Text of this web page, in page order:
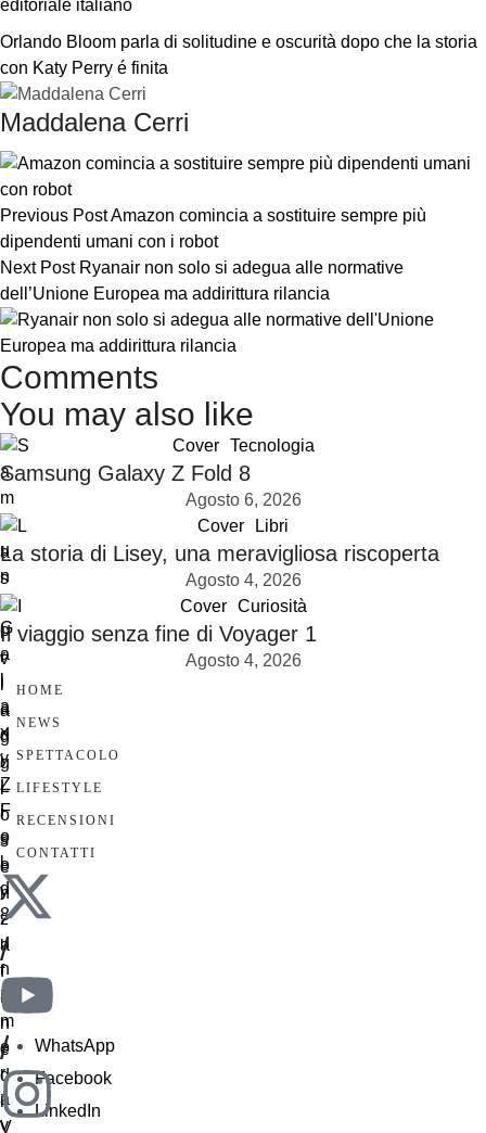
editoriale italiano
Orlando Bloom parla di solitudine e oscurità dopo che la storia
con Katy Perry é finita
Maddalena Cerri
Previous PostAmazon comincia a sostituire sempre più
dipendenti umani con i robot
Next Post Ryanair non solo si adegua alle normative
dell’Unione Europea ma addirittura rilancia
Comments
You may also like
Cover Tecnologia
Samsung Galaxy Z Fold 8
Agosto 6, 2026
Cover
Libri
La storia di Lisey, una meravigliosa riscoperta
Agosto 4, 2026
Cover
Curiosità
Il viaggio senza fine di Voyager 1
Agosto 4, 2026
HOME
NEWS
SPETTACOLO
LIFESTYLE
RECENSIONI
CONTATTI
/
/
WhatsApp
Facebook
LinkedIn